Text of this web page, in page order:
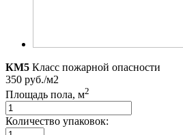
КМ5 Класс пожарной опасности
350 руб./м2
Площадь пола, м2
Количество упаковок: